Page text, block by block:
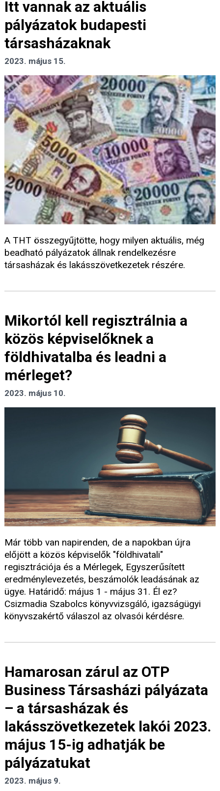
Itt vannak az aktuális
pályázatok budapesti
társasházaknak
2023. május 15.
A THT összegyűjtötte, hogy milyen aktuális, még
beadható pályázatok állnak rendelkezésre
társasházak és lakásszövetkezetek részére.
Mikortól kell regisztrálnia a
közös képviselőknek a
földhivatalba és leadni a
mérleget?
2023. május 10.
Már több van napirenden, de a napokban újra
előjött a közös képviselők "földhivatali"
regisztrációja és a Mérlegek, Egyszerűsített
eredménylevezetés, beszámolók leadásának az
ügye. Határidő: május 1 - május 31. Él ez?
Csizmadia Szabolcs könyvvizsgáló, igazságügyi
könyvszakértő válaszol az olvasói kérdésre.
Hamarosan zárul az OTP
Business Társasházi pályázata
– a társasházak és
lakásszövetkezetek lakói 2023.
május 15-ig adhatják be
pályázatukat
2023. május 9.